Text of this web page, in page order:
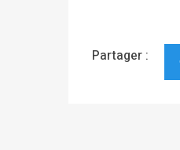
Partager :